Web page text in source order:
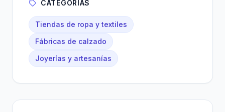
CATEGORÍAS
Tiendas de ropa y textiles
Fábricas de calzado
Joyerías y artesanías